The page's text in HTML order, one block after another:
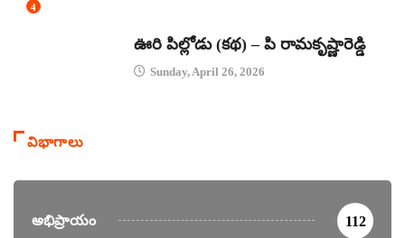
4
ఊరి పిల్లోడు (కథ) – పి రామకృష్ణారెడ్డి
Sunday, April 26, 2026
విభాగాలు
అభిప్రాయం 112